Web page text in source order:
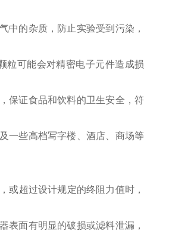
中的杂质，防止实验受到污染，
粒可能会对精密电子元件造成损
保证食品和饮料的卫生安全，符
一些高档写字楼、酒店、商场等
或超过设计规定的终阻力值时，
表面有明显的破损或滤料泄漏，